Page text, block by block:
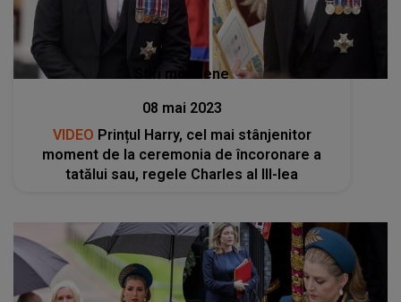
Stiri mondene
08 mai 2023
VIDEO Prințul Harry, cel mai stânjenitor
moment de la ceremonia de încoronare a
tatălui sau, regele Charles al III-lea